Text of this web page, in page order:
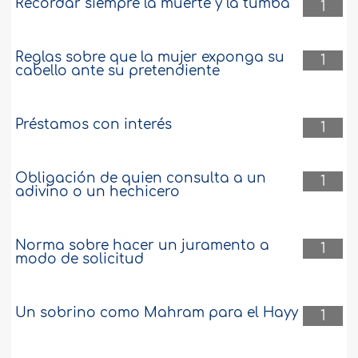
1
Recordar siempre la muerte y la tumba
1
Reglas sobre que la mujer exponga su
cabello ante su pretendiente
1
Préstamos con interés
1
Obligación de quien consulta a un
adivino o un hechicero
1
Norma sobre hacer un juramento a
modo de solicitud
1
Un sobrino como Mahram para el Hayy